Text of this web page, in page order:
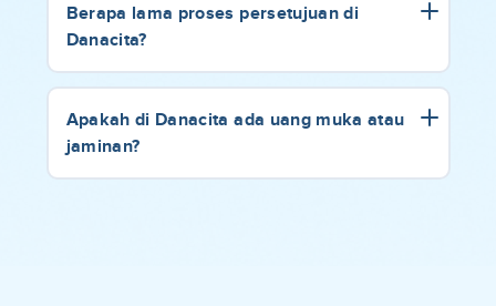
Berapa lama proses persetujuan di
Danacita?
Apakah di Danacita ada uang muka atau
jaminan?